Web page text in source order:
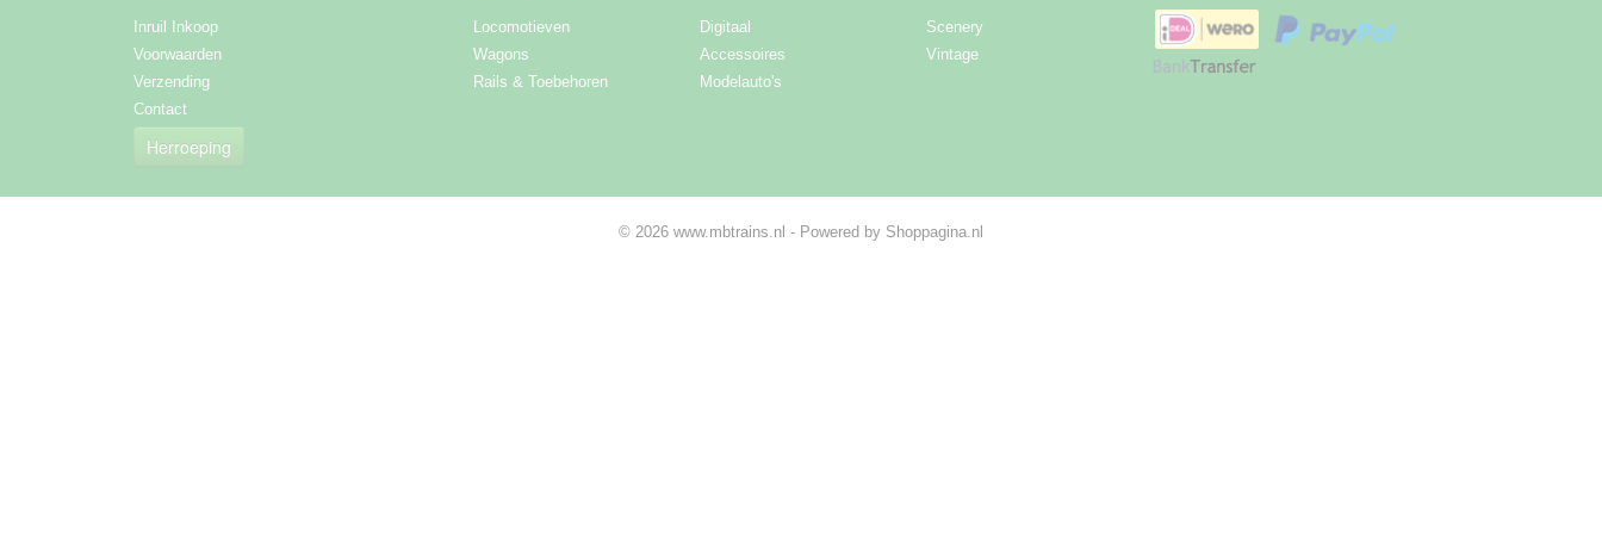
Inruil Inkoop
Voorwaarden
Verzending
Contact
Herroeping
Locomotieven
Wagons
Rails & Toebehoren
Digitaal
Accessoires
Modelauto's
Scenery
Vintage
© 2026 www.mbtrains.nl - Powered by Shoppagina.nl